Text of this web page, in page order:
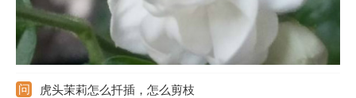
虎头茉莉怎么扦插，怎么剪枝